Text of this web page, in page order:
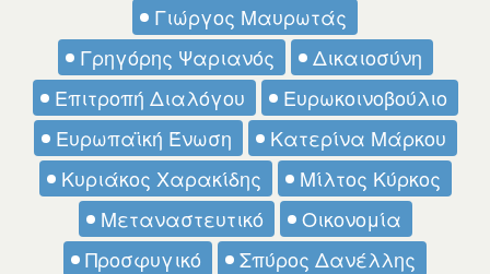
Γιώργος Μαυρωτάς
Γρηγόρης Ψαριανός
Δικαιοσύνη
Επιτροπή Διαλόγου
Ευρωκοινοβούλιο
Ευρωπαϊκή Ένωση
Κατερίνα Μάρκου
Κυριάκος Χαρακίδης
Μίλτος Κύρκος
Μεταναστευτικό
Οικονομία
Προσφυγικό
Σπύρος Δανέλλης